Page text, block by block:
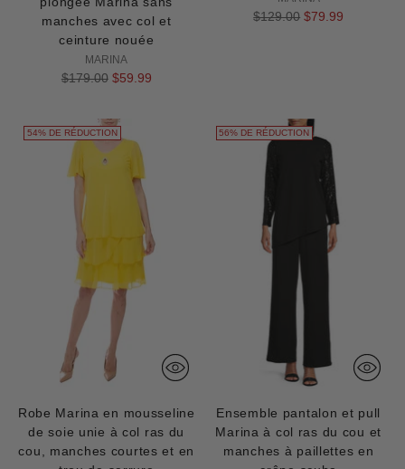
manches avec col et
ceinture nouée
MARINA
Prix
$179.00 $59.99
Prix
$129.00 $79.99
54% DE RÉDUCTION
Robe Marina en mousseline
de soie unie à col ras du
cou, manches courtes et en
56% DE RÉDUCTION
Ensemble pantalon et pull
Marina à col ras du cou et
manches à paillettes en